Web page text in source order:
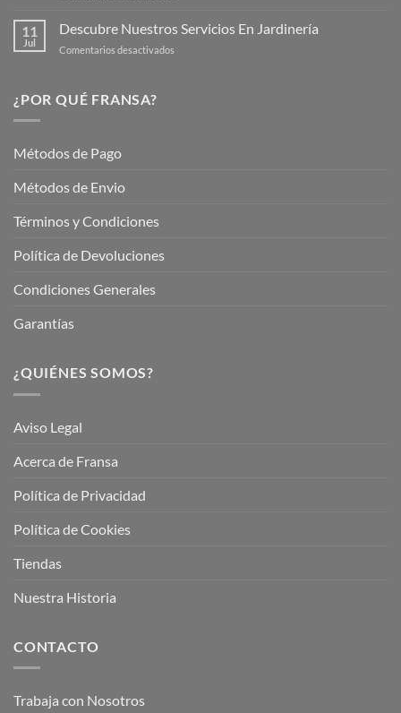
Plantas
tu
Jardín
11
Jul
Descubre Nuestros Servicios En Jardinería
Comentarios desactivados
¿POR QUÉ FRANSA?
Métodos de Pago
Métodos de Envio
Términos y Condiciones
Política de Devoluciones
Condiciones Generales
Garantías
¿QUIÉNES SOMOS?
Aviso Legal
Acerca de Fransa
Política de Privacidad
Política de Cookies
Tiendas
Nuestra Historia
CONTACTO
Trabaja con Nosotros